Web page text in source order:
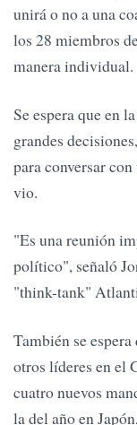
unirá o no a una
los 28 miembros
manera individual.
Se espera que en
grandes
para conversar
vio.
"Es una reunión
político", señaló
"think-tank"
También se
otros líderes en el
cuatro nuevos
la del año en